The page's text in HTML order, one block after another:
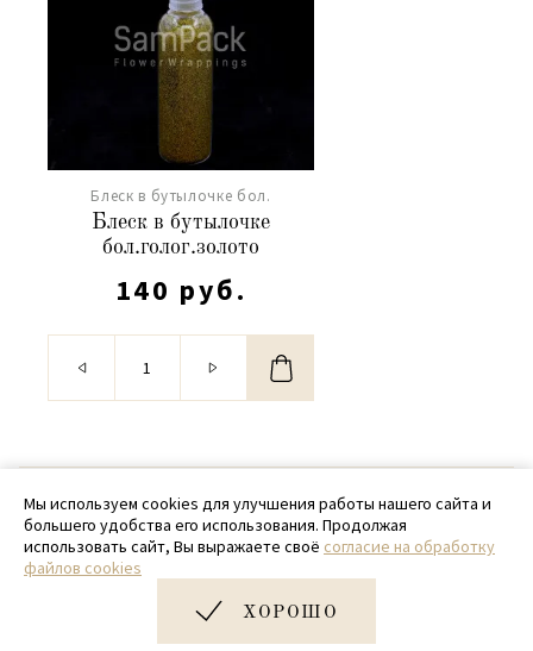
Блеск в бутылочке бол.
Блеск в бутылочке
бол.голог.золото
140 руб.
© 2020 - 2026 SamPack
+ 7 (918) 699-97-87
zakaz@sampack.store
Дизайн и разработка сайта
Мы используем cookies для улучшения работы нашего сайта и
большего удобства его использования. Продолжая
использовать сайт, Вы выражаете своё согласие на обработку
файлов cookies
ХОРОШО